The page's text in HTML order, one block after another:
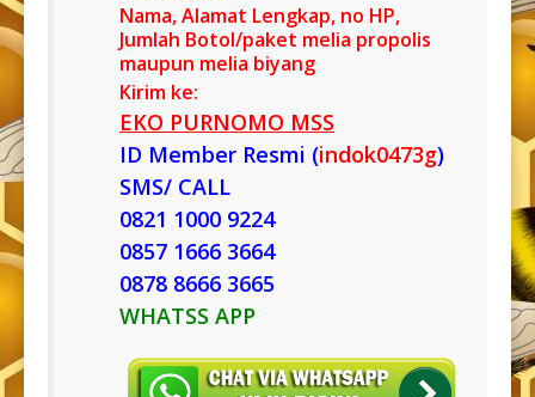
Nama, Alamat Lengkap, no HP,
Jumlah Botol/paket melia propolis
maupun melia biyang
Kirim ke:
EKO PURNOMO MSS
ID Member Resmi (indok0473g)
SMS/ CALL
0821 1000 9224
0857 1666 3664
0878 8666 3665
WHATSS APP